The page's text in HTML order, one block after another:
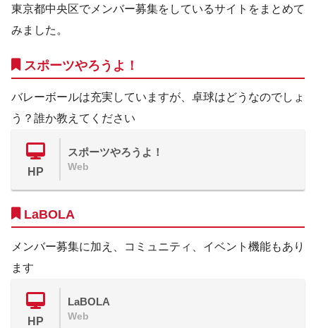
東京都中央区でメンバー募集をしているサイトをまとめて
みました。
スポーツやろうよ！
バレーボールは充実していますが、卓球はどうなのでしょ
う？誰か教えてください
HP
スポーツやろうよ！
Web
LaBOLA
メンバー募集に加え、コミュニティ、イベント機能もあり
ます
HP
LaBOLA
Web